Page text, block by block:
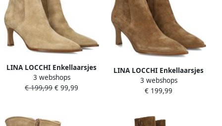
LINA LOCCHI Enkellaarsjes
Dames Av 136 Lis Maat: 39
Materiaal: Suède Kleur:
3 webshops
€ 199,99 € 99,99
LINA LOCCHI Enkellaarsjes
Dames Av 136 Lis Maat: 35
Materiaal: Suède Kleur:
3 webshops
€ 199,99